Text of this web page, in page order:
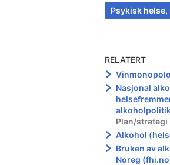
Psykisk
RELATERT
Nasjonal
Plan/strategi
Alkohol
Bruken av
Noreg